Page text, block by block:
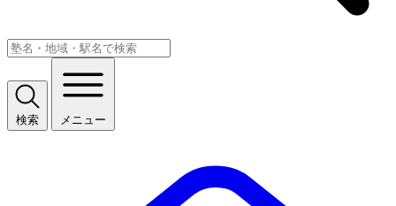
検索 メニュー